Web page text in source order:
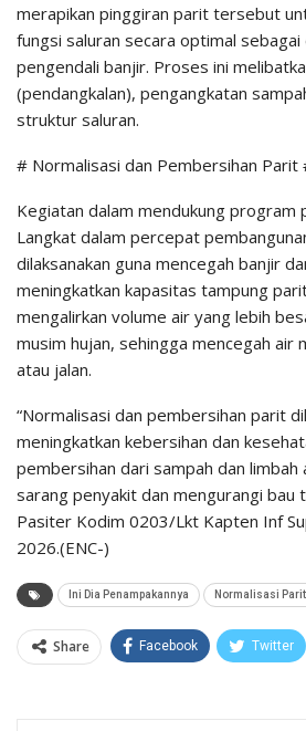
merapikan pinggiran parit tersebut
fungsi saluran secara optimal sebagai
pengendali banjir. Proses ini
(pendangkalan), pengangkatan
struktur saluran.
# Normalisasi dan Pembersihan Parit
Kegiatan dalam mendukung program
Langkat dalam percepat
dilaksanakan guna mencegah banjir
meningkatkan kapasitas tampung
mengalirkan volume air yang lebih
musim hujan, sehingga mencegah air
atau jalan.
“Normalisasi dan pembersihan parit
meningkatkan kebersihan dan
pembersihan dari sampah dan limbah
sarang penyakit dan mengurangi bau
Pasiter Kodim 0203/Lkt Kapten Inf
2026.(ENC-)
Ini Dia Penampakannya Normalisasi Parit
Share Facebook Twitter